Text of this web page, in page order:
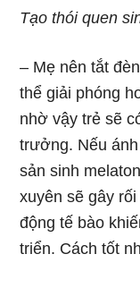
Tạo thói quen
– Mẹ nên tắt
thể giải phóng
nhờ vậy trẻ sẽ
trưởng. Nếu
sản sinh
xuyên sẽ gây
động tế bào
triển. Cách tốt